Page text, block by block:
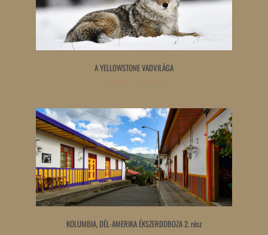
A YELLOWSTONE VADVILÁGA
KOLUMBIA, DÉL-AMERIKA ÉKSZERDOBOZA 2. rész